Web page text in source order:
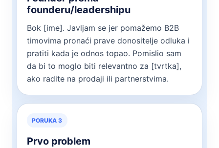
founderu/leadershipu
Bok [ime]. Javljam se jer pomažemo B2B
timovima pronaći prave donositelje odluka i
pratiti kada je odnos topao. Pomislio sam
da bi to moglo biti relevantno za [tvrtka],
ako radite na prodaji ili partnerstvima.
PORUKA 3
Prvo problem